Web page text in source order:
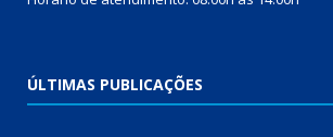
ÚLTIMAS PUBLICAÇÕES